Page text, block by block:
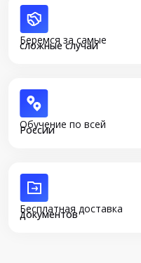
Беремся за самые
сложные случаи
Обучение по всей
России
Бесплатная доставка
документов